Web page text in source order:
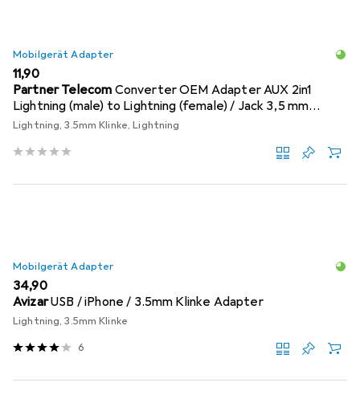
Mobilgerät Adapter
EUR
11,90
Partner Telecom Converter OEM Adapter AUX 2in1
Lightning (male) to Lightning (female) / Jack 3,5 mm
(female) silver
Lightning, 3.5mm Klinke, Lightning
Mobilgerät Adapter
EUR
34,90
AvizarUSB / iPhone / 3.5mm Klinke Adapter
Lightning, 3.5mm Klinke
6